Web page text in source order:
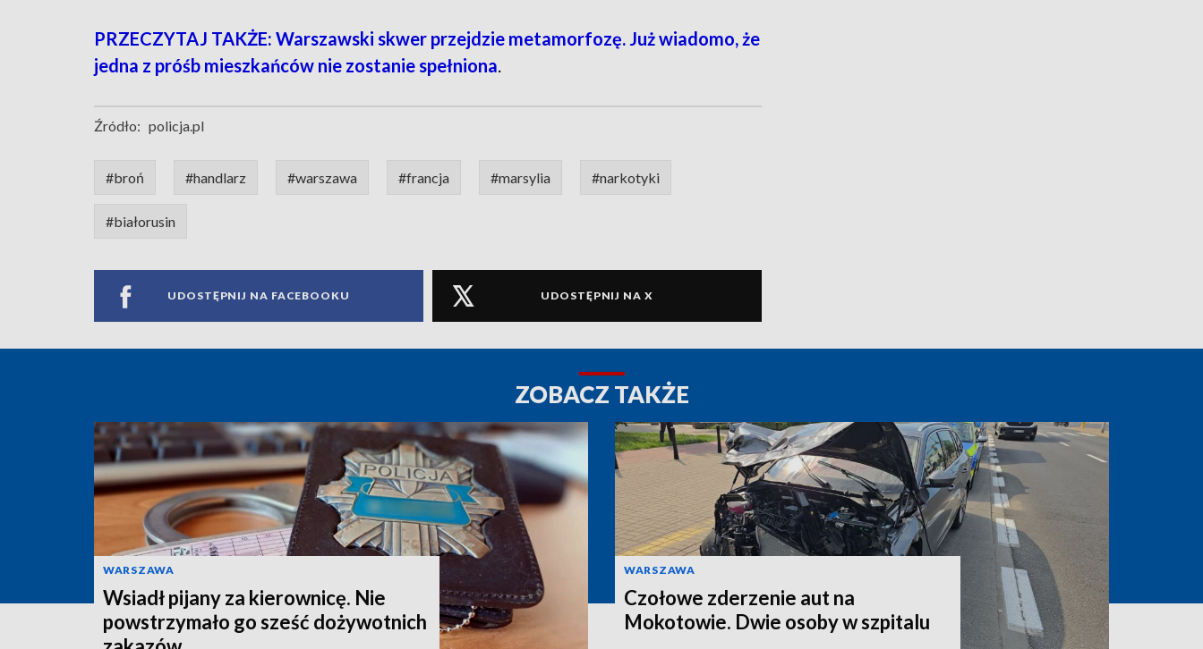
PRZECZYTAJ TAKŻE: Warszawski skwer przejdzie metamorfozę. Już wiadomo, że
jedna z próśb mieszkańców nie zostanie spełniona
Źródło: policja.pl
#broń #handlarz #warszawa #francja #marsylia #narkotyki
#białorusin
UDOSTĘPNIJ NA FACEBOOKU UDOSTĘPNIJ NA X
ZOBACZ TAKŻE
WARSZAWA
Wsiadł pijany za kierownicę. Nie
powstrzymało go sześć dożywotnich
WARSZAWA
Czołowe zderzenie aut na
Mokotowie. Dwie osoby w szpitalu